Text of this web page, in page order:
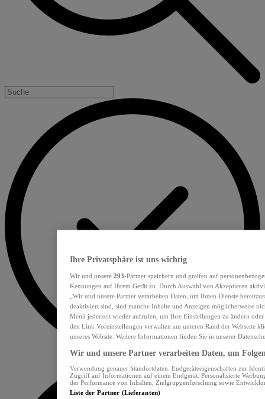
Ihre Privatsphäre ist uns wichtig
Wir und unsere 293-Partner speichern und greifen auf
Kennungen auf Ihrem Gerät zu. Durch Auswahl von Akzeptieren
„Wir und unsere Partner verarbeiten Daten, um Ihnen Dienste
deaktiviert sind, sind manche Inhalte und Anzeigen möglicherweise
Menü jederzeit wieder aufrufen, um Ihre Einstellungen zu ändern
den Link Voreinstellungen verwalten am unteren Rand der Webseite
unseres Website. Weitere Informationen finden Sie in unserer
Wir und unsere Partner verarbeiten Daten, um
Verwendung genauer Standortdaten. Endgeräteeigenschaften zur
Zugriff auf Informationen auf einem Endgerät. Personalisierte
der Performance von Inhalten, Zielgruppenforschung sowie
Liste der Partner (Lieferanten)